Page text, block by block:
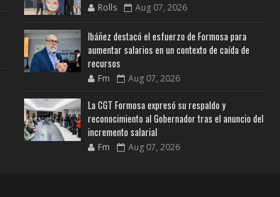
Rolls Aug 07, 2026
Ibáñez destacó el esfuerzo de Formosa para
aumentar salarios en un contexto de caída de
recursos
Fm Aug 07, 2026
La CGT Formosa expresó su respaldo y
reconocimiento al Gobernador tras el anuncio del
incremento salarial
Fm Aug 07, 2026